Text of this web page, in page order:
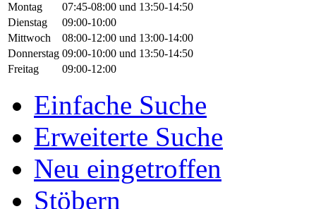
Montag
07:45-08:00 und 13:50-14:50
Dienstag
09:00-10:00
Mittwoch
08:00-12:00 und 13:00-14:00
Donnerstag 09:00-10:00 und 13:50-14:50
Freitag
09:00-12:00
Einfache Suche
Erweiterte Suche
Neu eingetroffen
Stöbern